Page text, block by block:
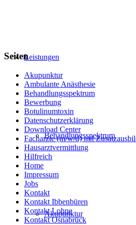
Leistungen
Behandlungsspektrum
Akupunktur
Seiten
Akupunktur
Ambulante Anästhesie
Behandlungsspektrum
Bewerbung
Botulinumtoxin
Datenschutzerklärung
Download Center
Facharzte (m/w/d) mit
Hausarztvermittlung
Hilfreich
Home
Impressum
Jobs
Kontakt
Kontakt Ibbenbüren
Kontakt Lohne
Kontakt Osnabrück